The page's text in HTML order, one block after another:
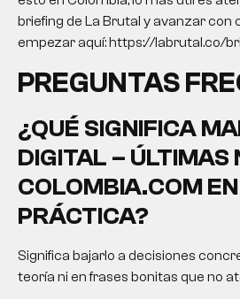
briefing de La Brutal y avanzar con
empezar aquí: https://labrutal.co/
PREGUNTAS
¿QUÉ SIGNIFICA
DIGITAL – ÚLTIMAS
COLOMBIA.COM
PRÁCTICA?
Significa bajarlo a decisiones
teoría ni en frases bonitas que no